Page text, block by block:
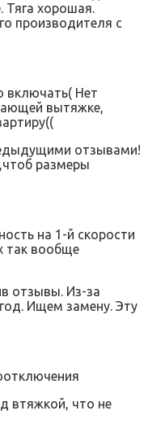
Тяга хорошая.
производителя с
включать( Нет
вытяжке,
отзывами!
размеры
на 1-й скорости
так вообще
отзывы. Из-за
Ищем замену. Эту
втяжкой, что не